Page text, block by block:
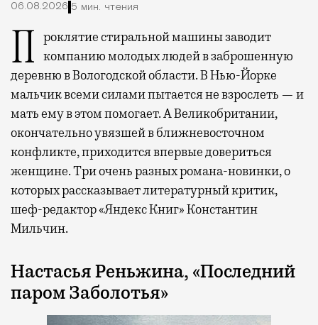
06.08.2026 5 мин. чтения
Проклятие стиральной машины заводит компанию молодых людей в заброшенную
деревню в Вологодской области. В Нью-Йорке
мальчик всеми силами пытается не взрослеть — и
мать ему в этом помогает. А Великобритании,
окончательно увязшей в ближневосточном
конфликте, приходится впервые довериться
женщине. Три очень разных романа-новинки, о
которых рассказывает литературный критик,
шеф-редактор «Яндекс Книг» Константин
Мильчин.
Настасья Реньжина, «Последний
паром Заболотья»